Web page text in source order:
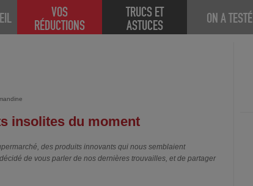
VOS
RÉDUCTIONS
TRUCS ET
ASTUCES
ON A TESTÉ
insolites du moment
des produits innovants qui nous semblaient
de vous parler de nos dernières trouvailles, et de partager